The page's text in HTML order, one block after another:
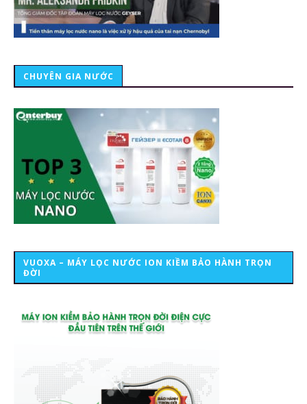
CHUYÊN GIA NƯỚC
VUOXA – MÁY LỌC NƯỚC ION KIỀM BẢO HÀNH TRỌN
ĐỜI